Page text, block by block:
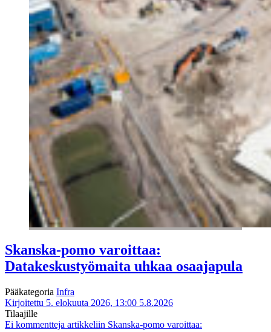
Skanska-pomo varoittaa:
Datakeskustyömaita uhkaa osaajapula
Pääkategoria Infra
Kirjoitettu 5. elokuuta 2026, 13:00 5.8.2026
Tilaajille
Ei kommentteja artikkeliin Skanska-pomo varoittaa: